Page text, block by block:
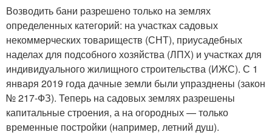
Возводить бани разрешено только на землях
определенных категорий: на участках садовых
некоммерческих товариществ (СНТ), приусадебных
наделах для подсобного хозяйства (ЛПХ) и участках для
индивидуального жилищного строительства (ИЖС). С 1
января 2019 года дачные земли были упразднены (закон
№ 217-ФЗ). Теперь на садовых землях разрешены
капитальные строения, а на огородных — только
временные постройки (например, летний душ).